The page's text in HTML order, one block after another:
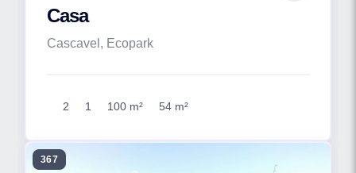
Casa
Cascavel, Ecopark
2 1 100 m² 54 m²
367